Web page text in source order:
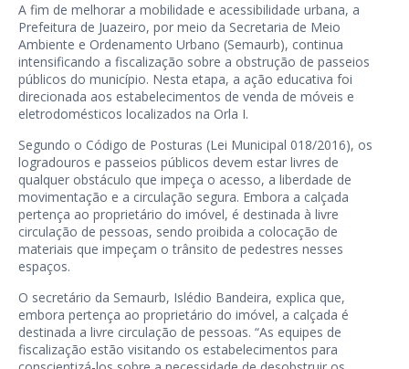
A fim de melhorar a mobilidade e acessibilidade urbana, a
Prefeitura de Juazeiro, por meio da Secretaria de Meio
Ambiente e Ordenamento Urbano (Semaurb), continua
intensificando a fiscalização sobre a obstrução de passeios
públicos do município. Nesta etapa, a ação educativa foi
direcionada aos estabelecimentos de venda de móveis e
eletrodomésticos localizados na Orla I.
Segundo o Código de Posturas (Lei Municipal 018/2016), os
logradouros e passeios públicos devem estar livres de
qualquer obstáculo que impeça o acesso, a liberdade de
movimentação e a circulação segura. Embora a calçada
pertença ao proprietário do imóvel, é destinada à livre
circulação de pessoas, sendo proibida a colocação de
materiais que impeçam o trânsito de pedestres nesses
espaços.
O secretário da Semaurb, Islédio Bandeira, explica que,
embora pertença ao proprietário do imóvel, a calçada é
destinada a livre circulação de pessoas. “As equipes de
fiscalização estão visitando os estabelecimentos para